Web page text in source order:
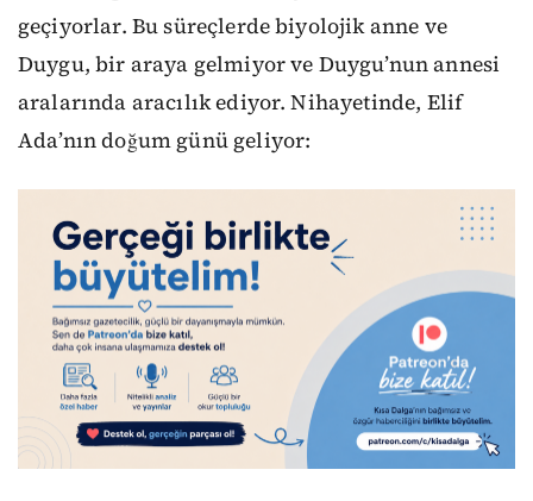
geçiyorlar. Bu süreçlerde biyolojik anne ve
Duygu, bir araya gelmiyor ve Duygu’nun annesi
aralarında aracılık ediyor. Nihayetinde, Elif
Ada’nın doğum günü geliyor: